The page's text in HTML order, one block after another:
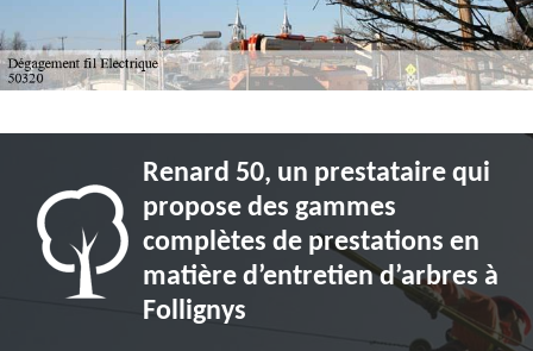
Renard 50, un prestataire qui
propose des gammes
complètes de prestations en
matière d’entretien d’arbres à
Follignys